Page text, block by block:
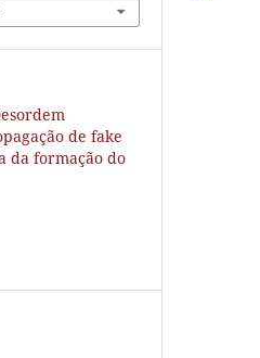
de fake
da formação do